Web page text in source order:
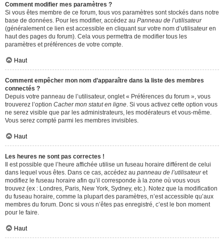
Comment modifier mes paramètres ?
Si vous êtes membre de ce forum, tous vos paramètres sont stockés dans notre
base de données. Pour les modifier, accédez au Panneau de l’utilisateur
(généralement ce lien est accessible en cliquant sur votre nom d’utilisateur en
haut des pages du forum). Cela vous permettra de modifier tous les
paramètres et préférences de votre compte.
Haut
Comment empêcher mon nom d’apparaître dans la liste des membres
connectés ?
Depuis votre panneau de l’utilisateur, onglet « Préférences du forum », vous
trouverez l’option Cacher mon statut en ligne . Si vous activez cette option vous
ne serez visible que par les administrateurs, les modérateurs et vous-même.
Vous serez compté parmi les membres invisibles.
Haut
Les heures ne sont pas correctes !
Il est possible que l’heure affichée utilise un fuseau horaire différent de celui
dans lequel vous êtes. Dans ce cas, accédez au panneau de l’utilisateuret
modifiez le fuseau horaire afin qu’il corresponde à la zone où vous vous
trouvez (ex : Londres, Paris, New York, Sydney, etc.). Notez que la modification
du fuseau horaire, comme la plupart des paramètres, n’est accessible qu’aux
membres du forum. Donc si vous n’êtes pas enregistré, c’est le bon moment
pour le faire.
Haut